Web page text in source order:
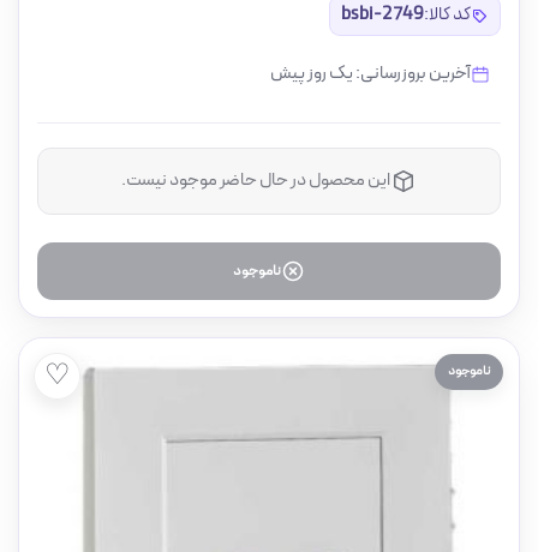
کد کالا:bsbi-2749
آخرین بروزرسانی: یک روز پیش
این محصول در حال حاضر موجود نیست.
ناموجود
ناموجود ♡